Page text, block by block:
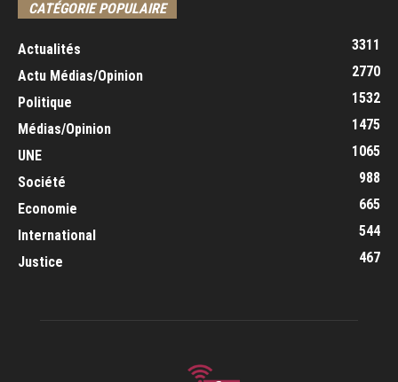
CATÉGORIE POPULAIRE
Actualités
3311
Actu Médias/Opinion
2770
Politique
1532
Médias/Opinion
1475
UNE
1065
Société
988
Economie
665
International
544
Justice
467